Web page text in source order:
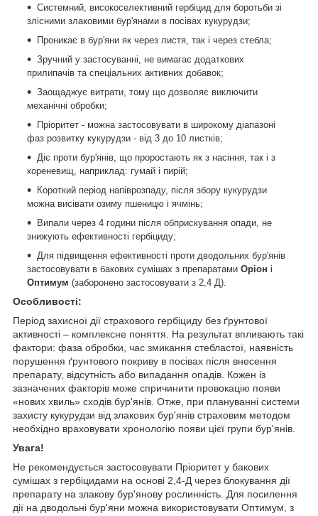
Системний, високоселективний гербіцид для боротьби зі
злісними злаковими бур'янами в посівах кукурудзи;
Проникає в бур'яни як через листя, так і через стебла;
Зручний у застосуванні, не вимагає додаткових
прилипачів та спеціальних активних добавок;
Заощаджує витрати, тому що дозволяє виключити
механічні обробки;
Пріоритет - можна застосовувати в широкому діапазоні
фаз розвитку кукурудзи - від 3 до 10 листків;
Діє проти бур'янів, що проростають як з насіння, так і з
кореневищ, наприклад: гумай і пирій;
Короткий період напіврозпаду, після збору кукурудзи
можна висівати озиму пшеницю і ячмінь;
Випали через 4 години після обприскування опади, не
знижують ефективності гербіциду;
Для підвищення ефективності проти дводольних бур'янів
застосовувати в бакових сумішах з препаратами Оріон і
Оптимум (заборонено застосовувати з 2,4 Д).
Особливості:
Період захисної дії страхового гербіциду без ґрунтової
активності – комплексне поняття. На результат впливають такі
фактори: фаза обробки, час змикання стебластої, наявність
порушення ґрунтового покриву в посівах після внесення
препарату, відсутність або випадання опадів. Кожен із
зазначених факторів може спричинити провокацію появи
«нових хвиль» сходів бур'янів. Отже, при плануванні системи
захисту кукурудзи від злакових бур'янів страховим методом
необхідно враховувати хронологію появи цієї групи бур'янів.
Увага!
Не рекомендується застосовувати Пріоритет у бакових
сумішах з гербіцидами на основі 2,4-Д через блокування дії
препарату на злакову бур'янову рослинність. Для посилення
дії на дводольні бур'яни можна використовувати Оптимум, з